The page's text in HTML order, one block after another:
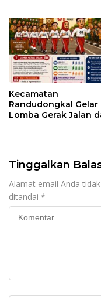
Kecamatan
Randudongkal Gelar
Lomba Gerak Jalan
Tinggalkan
Alamat email Anda
ditandai *